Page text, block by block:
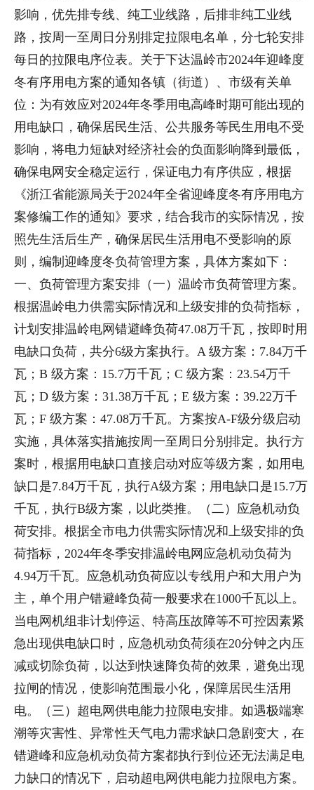
影响，优先排专线、纯工业线路，后排非纯工业线
路，按周一至周日分别排定拉限电名单，分七轮安排
每日的拉限电序位表。关于下达温岭市2024年迎峰度
冬有序用电方案的通知各镇（街道）、市级有关单
位：为有效应对2024年冬季用电高峰时期可能出现的
用电缺口，确保居民生活、公共服务等民生用电不受
影响，将电力短缺对经济社会的负面影响降到最低，
确保电网安全稳定运行，保证电力有序供应，根据
《浙江省能源局关于2024年全省迎峰度冬有序用电方
案修编工作的通知》要求，结合我市的实际情况，按
照先生活后生产，确保居民生活用电不受影响的原
则，编制迎峰度冬负荷管理方案，具体方案如下：
一、负荷管理方案安排（一）温岭市负荷管理方案。
根据温岭电力供需实际情况和上级安排的负荷指标，
计划安排温岭电网错避峰负荷47.08万千瓦，按即时用
电缺口负荷，共分6级方案执行。A 级方案：7.84万千
瓦；B 级方案：15.7万千瓦；C 级方案：23.54万千
瓦；D 级方案：31.38万千瓦；E 级方案：39.22万千
瓦；F 级方案：47.08万千瓦。方案按A-F级分级启动
实施，具体落实措施按周一至周日分别排定。执行方
案时，根据用电缺口直接启动对应等级方案，如用电
缺口是7.84万千瓦，执行A级方案；用电缺口是15.7万
千瓦，执行B级方案，以此类推。（二）应急机动负
荷安排。根据全市电力供需实际情况和上级安排的负
荷指标，2024年冬季安排温岭电网应急机动负荷为
4.94万千瓦。应急机动负荷应以专线用户和大用户为
主，单个用户错避峰负荷一般要求在1000千瓦以上。
当电网机组非计划停运、特高压故障等不可控因素紧
急出现供电缺口时，应急机动负荷须在20分钟之内压
减或切除负荷，以达到快速降负荷的效果，避免出现
拉闸的情况，使影响范围最小化，保障居民生活用
电。（三）超电网供电能力拉限电安排。如遇极端寒
潮等灾害性、异常性天气电力需求缺口急剧变大，在
错避峰和应急机动负荷方案都执行到位还无法满足电
力缺口的情况下，启动超电网供电能力拉限电方案。